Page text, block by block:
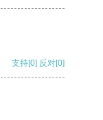
支持[0] 反对[0]